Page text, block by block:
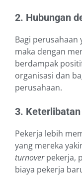
2. Hubungan
Bagi perusahaan
maka dengan
berdampak
organisasi dan
perusahaan.
3.
Pekerja lebih
yang mereka
turnoverpekerja,
biaya pekerja